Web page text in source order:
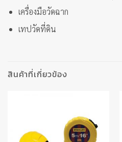
เครื่องมือวัดฉาก
เทปวัดที่ดิน
สินค้าที่เกี่ยวข้อง